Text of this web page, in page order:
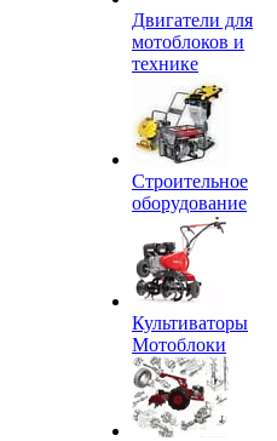
Двигатели для
мотоблоков и
технике
Строительное
оборудование
Культиваторы
Мотоблоки